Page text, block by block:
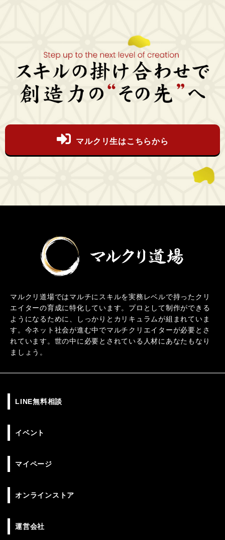
マルクリ生はこちらから
マルクリ道場ではマルチにスキルを実務レベルで持ったクリ
エイターの育成に特化しています。プロとして制作ができる
ようになるために、しっかりとカリキュラムが組まれていま
す。今ネット社会が進む中でマルチクリエイターが必要とさ
れています。世の中に必要とされている人材にあなたもなり
ましょう。
LINE無料相談
イベント
マイページ
オンラインストア
運営会社